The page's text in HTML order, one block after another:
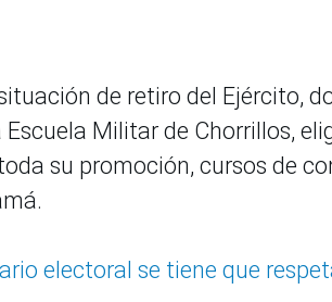
de retiro del Ejército,
Militar de Chorrillos,
su promoción, cursos de
electoral se tiene que